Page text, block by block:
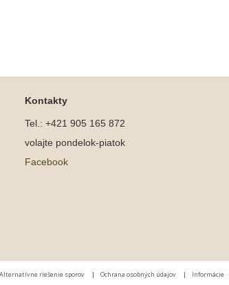
Kontakty
Tel.: +421 905 165 872
volajte pondelok-piatok
Facebook
Alternatívne riešenie sporov | Ochrana osobných údajov | Informácie